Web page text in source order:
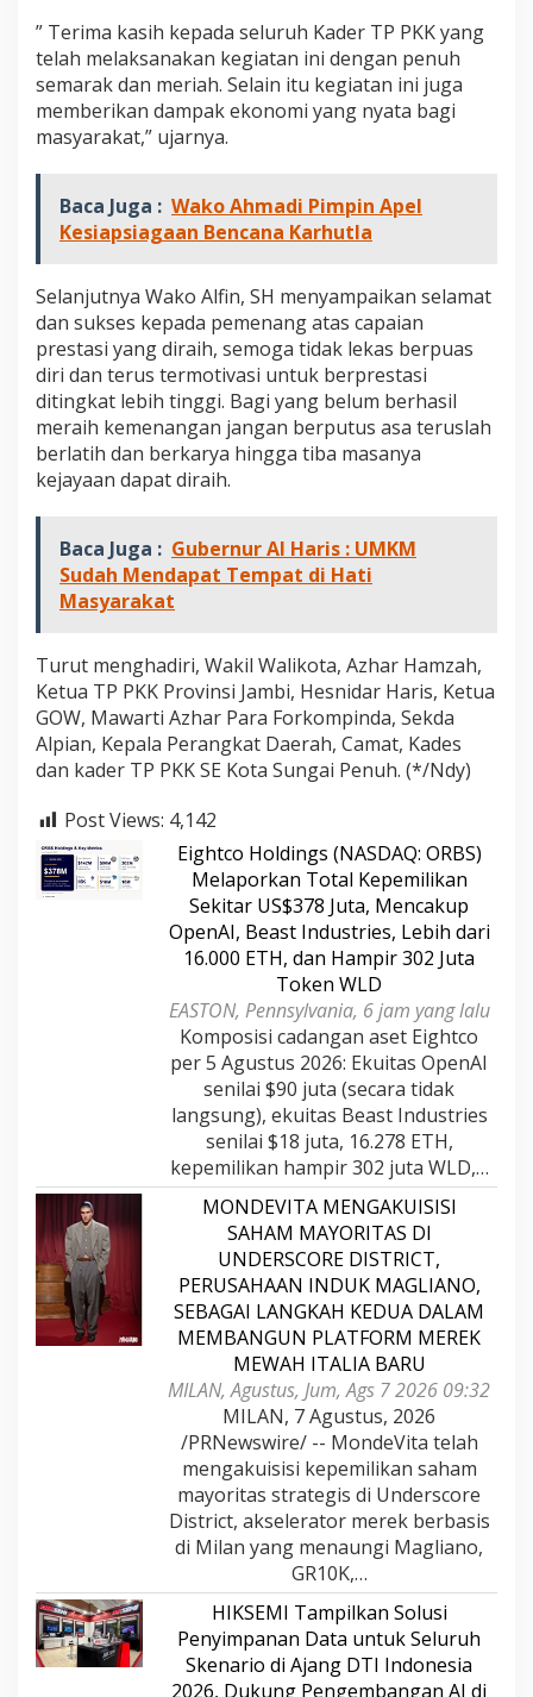
y
a
t
a
n
P
d
a
l
a
m
M
e
n
k
P
k
o
n
o
m
i
a
s
y
a
r
a
k
a
” Terima kasih kepada seluruh Kader TP PKK yang
telah melaksanakan kegiatan ini dengan penuh
semarak dan meriah. Selain itu kegiatan ini juga
memberikan dampak ekonomi yang nyata bagi
masyarakat,” ujarnya.
Baca Juga : Wako Ahmadi Pimpin Apel
Kesiapsiagaan Bencana Karhutla
Selanjutnya Wako Alfin, SH menyampaikan selamat
dan sukses kepada pemenang atas capaian
prestasi yang diraih, semoga tidak lekas berpuas
diri dan terus termotivasi untuk berprestasi
ditingkat lebih tinggi. Bagi yang belum berhasil
meraih kemenangan jangan berputus asa teruslah
berlatih dan berkarya hingga tiba masanya
kejayaan dapat diraih.
Baca Juga : Gubernur Al Haris : UMKM
Sudah Mendapat Tempat di Hati
Masyarakat
Turut menghadiri, Wakil Walikota, Azhar Hamzah,
Ketua TP PKK Provinsi Jambi, Hesnidar Haris, Ketua
GOW, Mawarti Azhar Para Forkompinda, Sekda
Alpian, Kepala Perangkat Daerah, Camat, Kades
dan kader TP PKK SE Kota Sungai Penuh. (*/Ndy)
Post Views: 4,142
Eightco Holdings (NASDAQ: ORBS)
Melaporkan Total Kepemilikan
Sekitar US$378 Juta, Mencakup
OpenAI, Beast Industries, Lebih dari
16.000 ETH, dan Hampir 302 Juta
Token WLD
EASTON, Pennsylvania, 6 jam yang lalu
Komposisi cadangan aset Eightco
per 5 Agustus 2026: Ekuitas OpenAI
senilai $90 juta (secara tidak
langsung), ekuitas Beast Industries
senilai $18 juta, 16.278 ETH,
kepemilikan hampir 302 juta WLD,…
MONDEVITA MENGAKUISISI
SAHAM MAYORITAS DI
UNDERSCORE DISTRICT,
PERUSAHAAN INDUK MAGLIANO,
SEBAGAI LANGKAH KEDUA DALAM
MEMBANGUN PLATFORM MEREK
MEWAH ITALIA BARU
MILAN, Agustus, Jum, Ags 7 2026 09:32
MILAN, 7 Agustus, 2026
/PRNewswire/ -- MondeVita telah
mengakuisisi kepemilikan saham
mayoritas strategis di Underscore
District, akselerator merek berbasis
di Milan yang menaungi Magliano,
GR10K,…
HIKSEMI Tampilkan Solusi
Penyimpanan Data untuk Seluruh
Skenario di Ajang DTI Indonesia
2026, Dukung Pengembangan AI di